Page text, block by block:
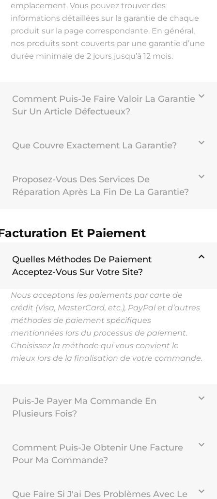
emplacement. Vous pouvez trouver des
informations détaillées sur la garantie de chaque
produit sur la page correspondante. En général,
nos produits sont couverts par une garantie d’une
durée minimale de 2 jours jusqu’à 12 mois.
Comment Puis-Je Faire Valoir La Garantie
Sur Un Article Défectueux?
Que Couvre Exactement La Garantie?
Proposez-Vous Des Services De
Réparation Après La Fin De La Garantie?
Et Paiement
Quelles Méthodes De Paiement
Acceptez-Vous Sur Votre Site?
Nous acceptons les paiements par carte de
crédit (Visa, MasterCard, etc.), PayPal et d’autres
méthodes de paiement spécifiques
mentionnées lors du processus de paiement.
Choisissez la méthode qui vous convient le
mieux lors de la finalisation de votre commande.
Puis-Je Payer Ma Commande En
Plusieurs Fois?
Comment Puis-Je Obtenir Une Facture
Pour Ma Commande?
Que Faire Si J'ai Des Problèmes Avec Le